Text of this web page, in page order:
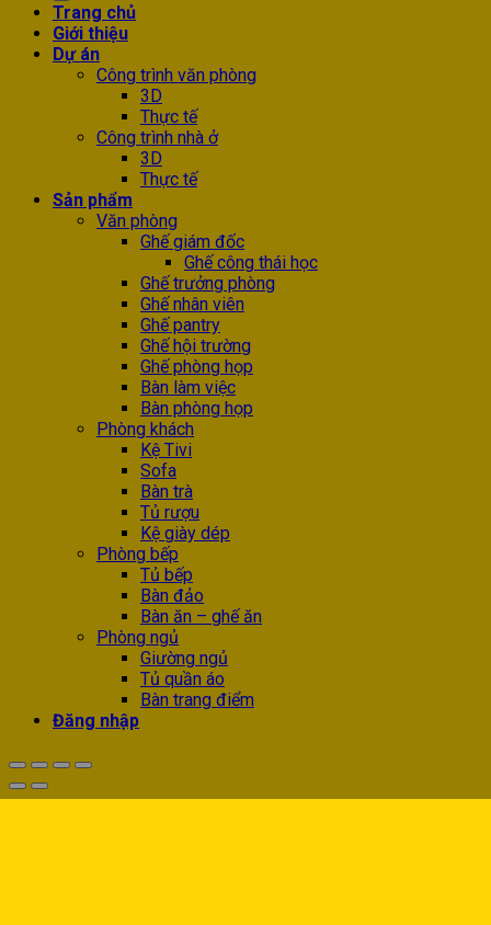
Trang chủ
Giới thiệu
Dự án
Công trình văn phòng
3D
Thực tế
Công trình nhà ở
3D
Thực tế
Sản phẩm
Văn phòng
Ghế giám đốc
Ghế công thái học
Ghế trưởng phòng
Ghế nhân viên
Ghế pantry
Ghế hội trường
Ghế phòng họp
Bàn làm việc
Bàn phòng họp
Phòng khách
Kệ Tivi
Sofa
Bàn trà
Tủ rượu
Kệ giày dép
Phòng bếp
Tủ bếp
Bàn đảo
Bàn ăn – ghế ăn
Phòng ngủ
Giường ngủ
Tủ quần áo
Bàn trang điểm
Đăng nhập